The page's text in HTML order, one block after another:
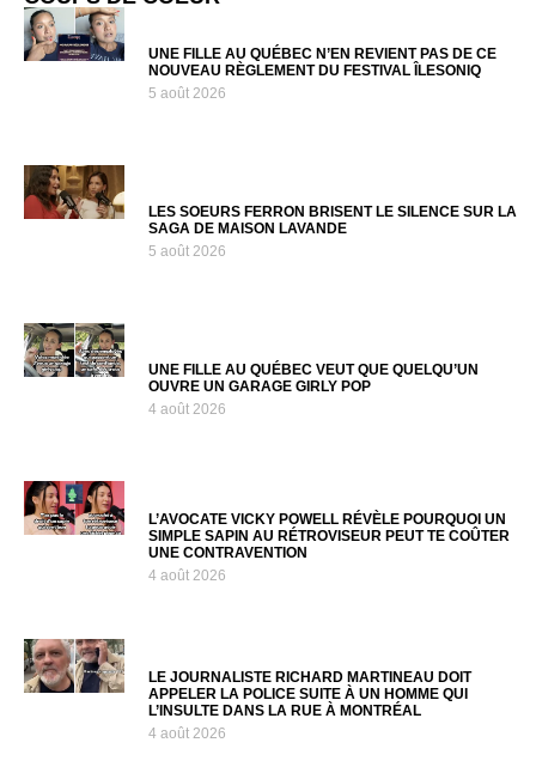
UNE FILLE AU QUÉBEC N’EN REVIENT PAS DE CE
NOUVEAU RÈGLEMENT DU FESTIVAL ÎLESONIQ
5 août 2026
LES SOEURS FERRON BRISENT LE SILENCE SUR LA
SAGA DE MAISON LAVANDE
5 août 2026
UNE FILLE AU QUÉBEC VEUT QUE QUELQU’UN
OUVRE UN GARAGE GIRLY POP
4 août 2026
L’AVOCATE VICKY POWELL RÉVÈLE POURQUOI UN
SIMPLE SAPIN AU RÉTROVISEUR PEUT TE COÛTER
UNE CONTRAVENTION
4 août 2026
LE JOURNALISTE RICHARD MARTINEAU DOIT
APPELER LA POLICE SUITE À UN HOMME QUI
L’INSULTE DANS LA RUE À MONTRÉAL
4 août 2026